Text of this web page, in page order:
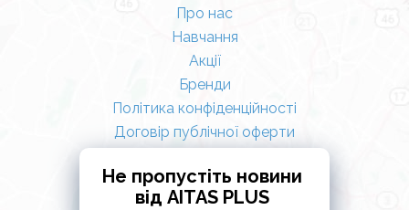
Про нас
Навчання
Акції
Бренди
Політика конфіденційності
Договір публічної оферти
Не пропустіть новини
від AITAS PLUS